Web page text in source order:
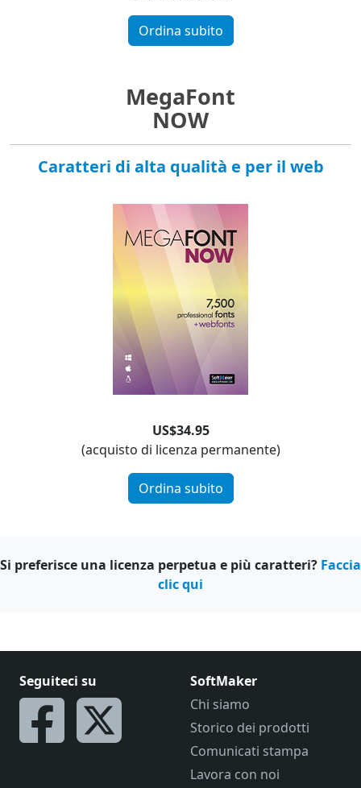
Ordina subito
MegaFont
NOW
Caratteri di alta qualità e per il web
US$34.95
(acquisto di licenza permanente)
Ordina subito
Si preferisce una licenza perpetua e più caratteri? Faccia
clic qui
Seguiteci su
SoftMaker
Chi siamo
Storico dei prodotti
Comunicati stampa
Lavora con noi